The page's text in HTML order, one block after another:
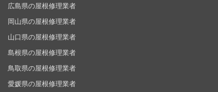
広島県の屋根修理業者
岡山県の屋根修理業者
山口県の屋根修理業者
島根県の屋根修理業者
鳥取県の屋根修理業者
愛媛県の屋根修理業者